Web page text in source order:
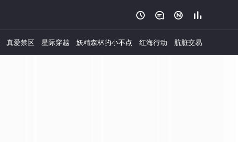
   
真爱禁区 星际穿越 妖精森林的小不点 红海行动 肮脏交易